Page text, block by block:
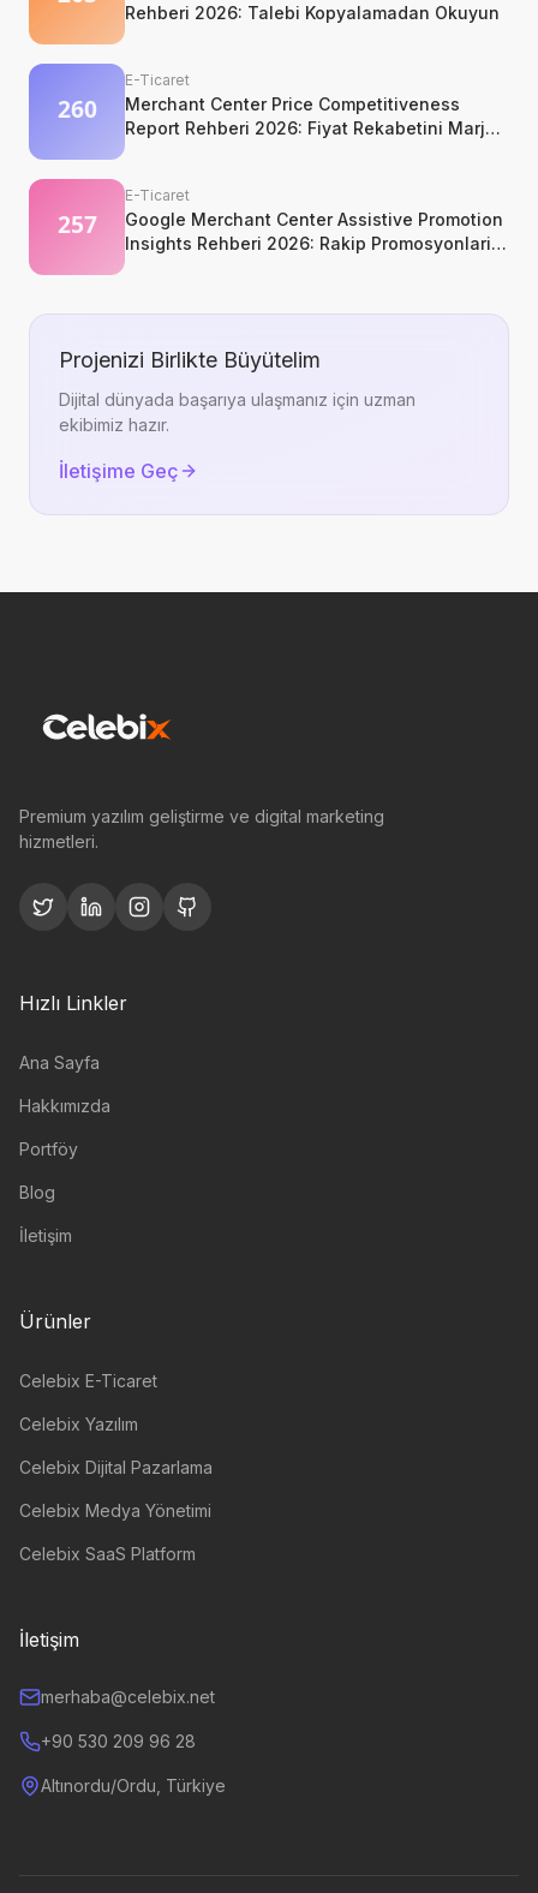
Rehberi 2026: Talebi Kopyalamadan Okuyun
E-Ticaret
Merchant Center Price Competitiveness
Report Rehberi 2026: Fiyat Rekabetini Marj
E-Ticaret
Google Merchant Center Assistive Promotion
Insights Rehberi 2026: Rakip Promosyonlarini
Projenizi Birlikte Büyütelim
Dijital dünyada başarıya ulaşmanız için uzman
ekibimiz hazır.
İletişime Geç
Premium yazılım geliştirme ve digital marketing
hizmetleri.
Hızlı Linkler
Ana Sayfa
Hakkımızda
Portföy
Blog
İletişim
Ürünler
Celebix E-Ticaret
Celebix Yazılım
Celebix Dijital Pazarlama
Celebix Medya Yönetimi
Celebix SaaS Platform
İletişim
merhaba@celebix.net
+90 530 209 96 28
Altınordu/Ordu, Türkiye